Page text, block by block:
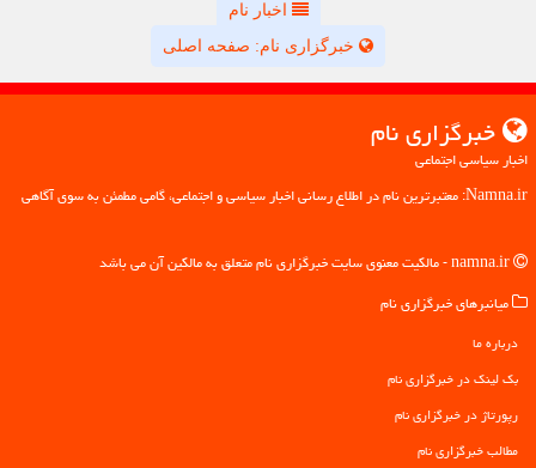
اخبار نام
خبرگزاری نام: صفحه اصلی
خبرگزاری نام
اخبار سیاسی اجتماعی
Namna.ir: معتبرترین نام در اطلاع رسانی اخبار سیاسی و اجتماعی، گامی مطمئن به سوی آگاهی
میانبرهای خبرگزاری نام
درباره ما
بک لینک در خبرگزاری نام
رپورتاژ در خبرگزاری نام
مطالب خبرگزاری نام